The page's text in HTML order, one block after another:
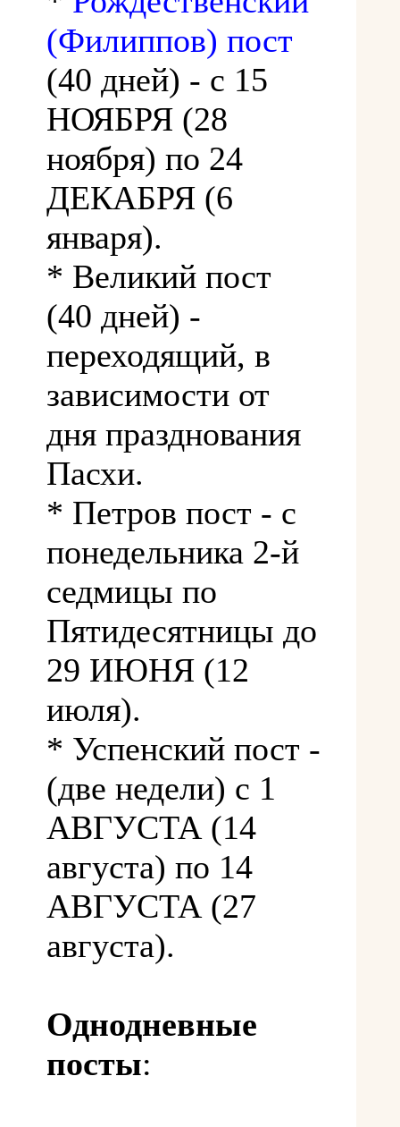
(Филиппов) пост
(40 дней) - с 15
НОЯБРЯ (28
ноября) по 24
ДЕКАБРЯ (6
января).
* Великий пост
(40 дней) -
переходящий, в
зависимости от
дня празднования
Пасхи.
* Петров пост - с
понедельника 2-й
седмицы по
Пятидесятницы до
29 ИЮНЯ (12
июля).
* Успенский пост -
(две недели) с 1
АВГУСТА (14
августа) по 14
АВГУСТА (27
августа).
Однодневные
посты: